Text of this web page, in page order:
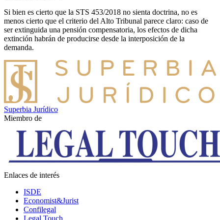
Si bien es cierto que la STS 453/2018 no sienta doctrina, no es
menos cierto que el criterio del Alto Tribunal parece claro: caso de
ser extinguida una pensión compensatoria, los efectos de dicha
extinción habrán de producirse desde la interposición de la
demanda.
Superbia Jurídico
Miembro de
Enlaces de interés
ISDE
Economist&Jurist
Confilegal
Legal Touch